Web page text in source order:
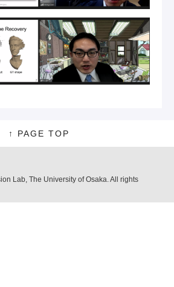
↑ PAGE TOP
Lab, The University of Osaka. All rights